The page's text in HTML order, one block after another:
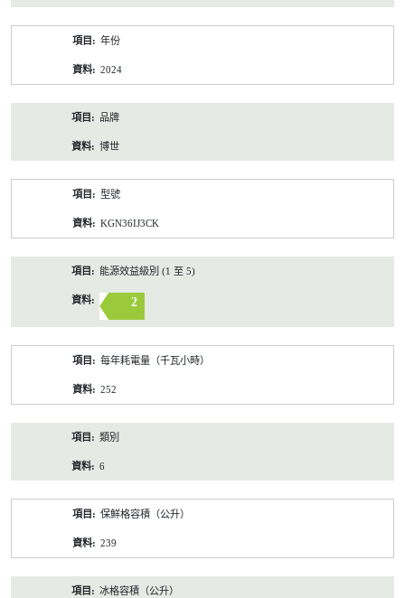
年份
2024
品牌
博世
型號
KGN36IJ3CK
能源效益級別 (1 至 5)
2
每年耗電量（千瓦小時）
252
類別
6
保鮮格容積（公升）
239
冰格容積（公升）